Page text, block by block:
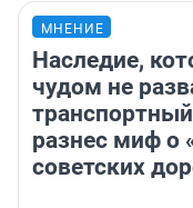
МНЕНИЕ
Наследие,
чудом не
разнес миф о
советских